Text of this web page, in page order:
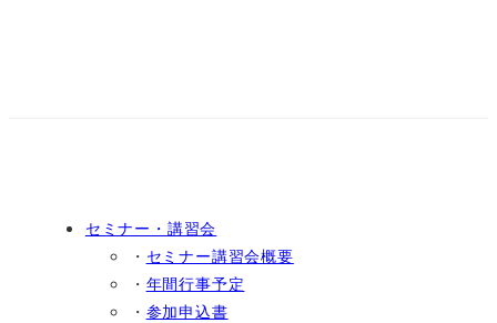
セミナー・講習会
・ セミナー講習会概要
・ 年間行事予定
・ 参加申込書